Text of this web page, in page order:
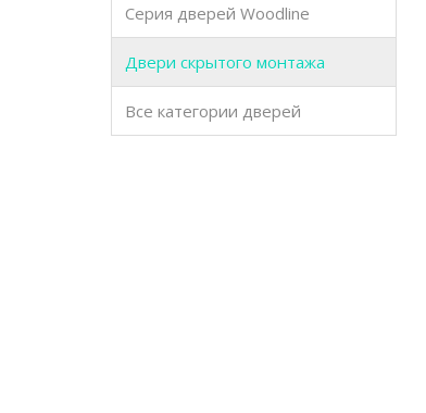
Серия дверей Woodline
Двери скрытого монтажа
Все категории дверей